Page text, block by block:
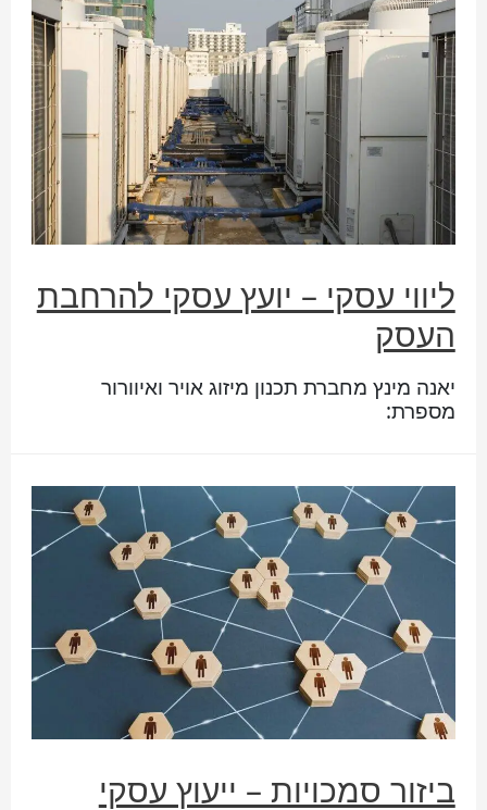
ליווי עסקי – יועץ עסקי להרחבת
העסק
יאנה מינץ מחברת תכנון מיזוג אויר ואיוורור
מספרת:
ביזור סמכויות – ייעוץ עסקי